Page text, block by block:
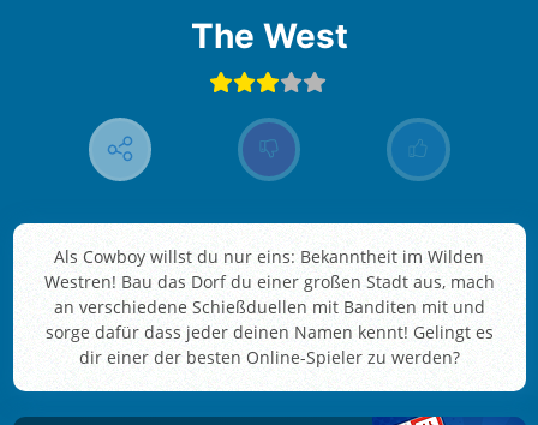
The West
Als Cowboy willst du nur eins: Bekanntheit im Wilden
Westren! Bau das Dorf du einer großen Stadt aus, mach
an verschiedene Schießduellen mit Banditen mit und
sorge dafür dass jeder deinen Namen kennt! Gelingt es
dir einer der besten Online-Spieler zu werden?